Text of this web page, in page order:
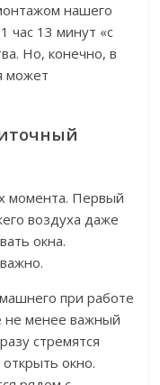
нашего
час 13 минут «с
Но, конечно, в
может
момента. Первый
воздуха даже
окна.
при работе
менее важный
стремятся
открыть окно.